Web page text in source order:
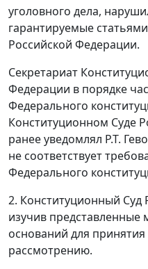
уголовного дела,
гарантируемые
Российской Федерации.
Секретариат
Федерации в порядке
Федерального
Конституционном Суде
ранее уведомлял Р.Т.
не соответствует
Федерального
2. Конституционный Суд
изучив представленные
оснований для
рассмотрению.